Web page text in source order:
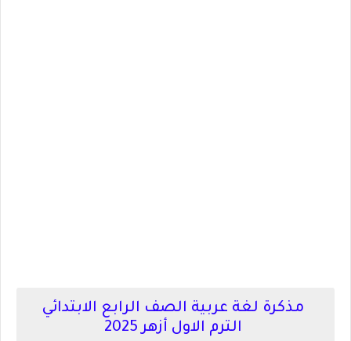
مذكرة لغة عربية الصف الرابع الابتدائي
الترم الاول أزهر 2025